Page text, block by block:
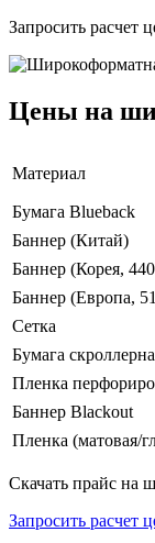
Запросить расчет
Цены на
Материал
Бумага Blueback
Баннер (Китай)
Баннер (Корея,
Баннер (Европа,
Сетка
Бумага
Пленка
Баннер Blackout
Пленка (матовая/
Скачать прайс на
Запросить расчет